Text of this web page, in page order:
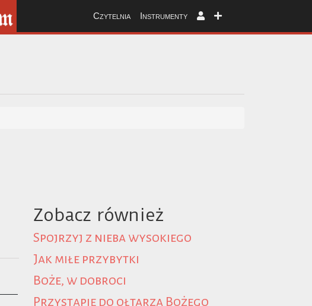
Czytelnia Instrumenty
Zobacz również
Spojrzyj z nieba wysokiego
Jak miłe przybytki
Boże, w dobroci
Przystąpię do ołtarza Bożego